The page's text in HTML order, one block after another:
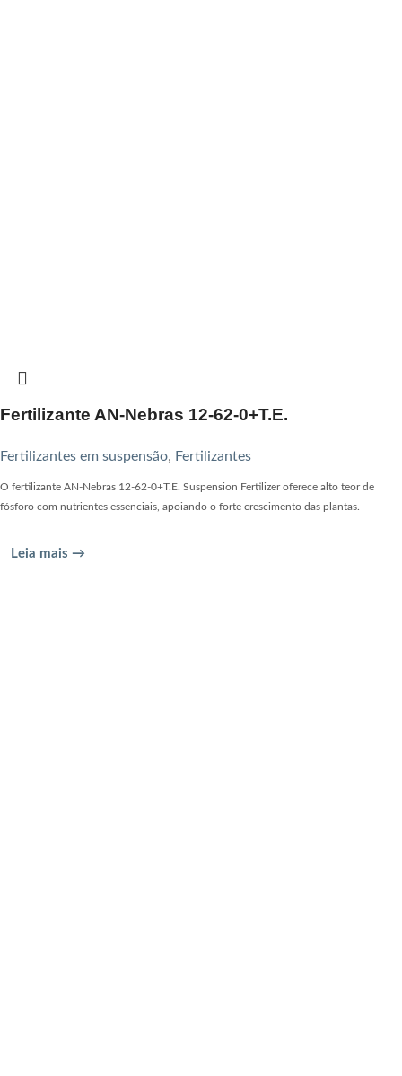
Fertilizante AN-Nebras 12-62-0+T.E.
Fertilizantes em suspensão, Fertilizantes
O fertilizante AN-Nebras 12-62-0+T.E. Suspension Fertilizer oferece alto teor de
fósforo com nutrientes essenciais, apoiando o forte crescimento das plantas.
Leia mais →